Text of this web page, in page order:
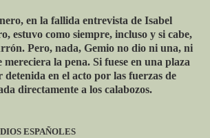
en la fallida entrevista de Isabel
estuvo como siempre, incluso y si cabe,
Pero, nada, Gemio no dio ni una, ni
la pena. Si fuese en una plaza
detenida en el acto por las fuerzas de
directamente a los calabozos.
ESPAÑOLES